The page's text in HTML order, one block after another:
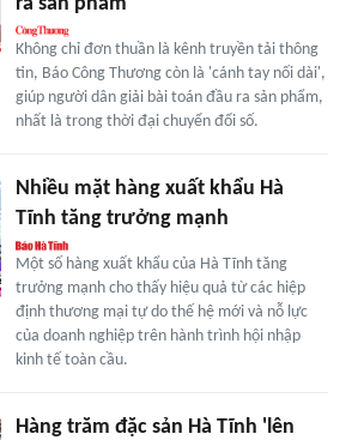
Không chỉ đơn thuần là kênh truyền tải thông
tin, Báo Công Thương còn là 'cánh tay nối dài',
giúp người dân giải bài toán đầu ra sản phẩm,
nhất là trong thời đại chuyển đổi số.
Nhiều mặt hàng xuất khẩu Hà
Tĩnh tăng trưởng mạnh
Một số hàng xuất khẩu của Hà Tĩnh tăng
trưởng mạnh cho thấy hiệu quả từ các hiệp
định thương mại tự do thế hệ mới và nỗ lực
của doanh nghiệp trên hành trình hội nhập
kinh tế toàn cầu.
Hàng trăm đặc sản Hà Tĩnh 'lên